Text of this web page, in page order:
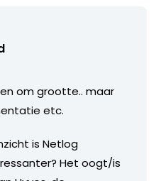
om grootte.. maar
etc.
is Netlog
Het oogt/is